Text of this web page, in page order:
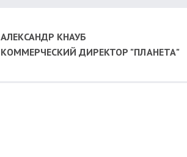
АЛЕКСАНДР КНАУБ
КОММЕРЧЕСКИЙ ДИРЕКТОР "ПЛАНЕТА"